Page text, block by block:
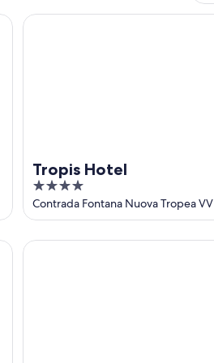
Tropis Hotel
4
out
of
5
Contrada Fontana Nuova Tropea VV
Tropis Hotel
Solmaris Tropea - Rooms & Suites